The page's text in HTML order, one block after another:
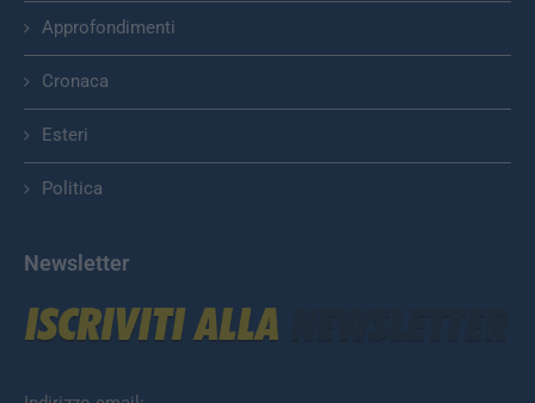
Approfondimenti
Cronaca
Esteri
Politica
Newsletter